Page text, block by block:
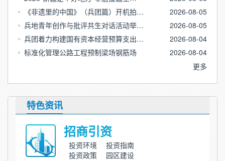
2026-08-05
《非遗里的中国》（兵团篇）开机拍…
2026-08-05
兵地青年创作与批评共生对话活动举…
2026-08-04
兵团着力构建国有资本经营预算支出…
2026-08-04
标准化管理公路工程预制梁场钢筋场
更多
特色资讯
招商引资
投资环境
投资指南
投资政策
园区建设